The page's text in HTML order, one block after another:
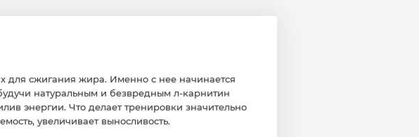
для сжигания жира. Именно с нее начинается
натуральным и безвредным л-карнитин
энергии. Что делает тренировки значительно
увеличивает выносливость.